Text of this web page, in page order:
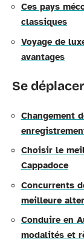
Ces pays
classiques
Voyage de
avantages
Se déplacer
Changement
Choisir le
Cappadoce
Concurrents
meilleure
Conduire en
modalités et